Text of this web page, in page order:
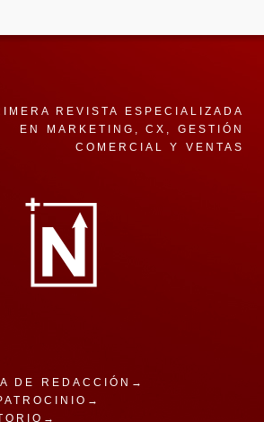
REVISTA ESPECIALIZADA
EN MARKETING, CX, GESTIÓN
COMERCIAL Y VENTAS
DE REDACCIÓN→